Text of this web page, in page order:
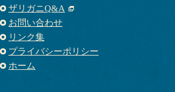
ザリガニQ&A
お問い合わせ
リンク集
プライバシーポリシー
ホーム